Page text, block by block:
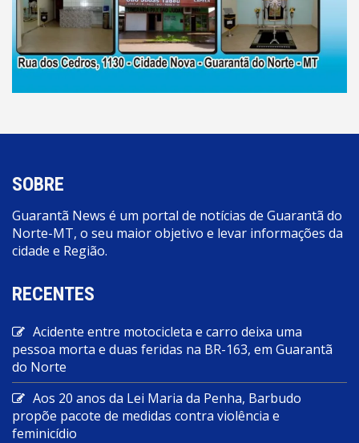
SOBRE
Guarantã News é um portal de notícias de Guarantã do
Norte-MT, o seu maior objetivo e levar informações da
cidade e Região.
RECENTES
Acidente entre motocicleta e carro deixa uma
pessoa morta e duas feridas na BR-163, em Guarantã
do Norte
Aos 20 anos da Lei Maria da Penha, Barbudo
propõe pacote de medidas contra violência e
feminicídio